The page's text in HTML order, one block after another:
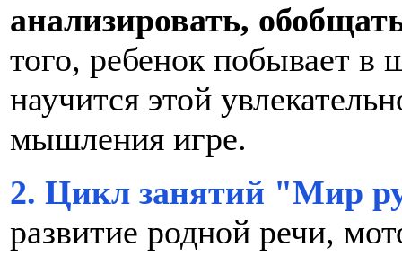
анализировать,
того, ребенок побывает в
научится этой
мышления игре.
2. Цикл занятий "Мир
развитие родной речи,